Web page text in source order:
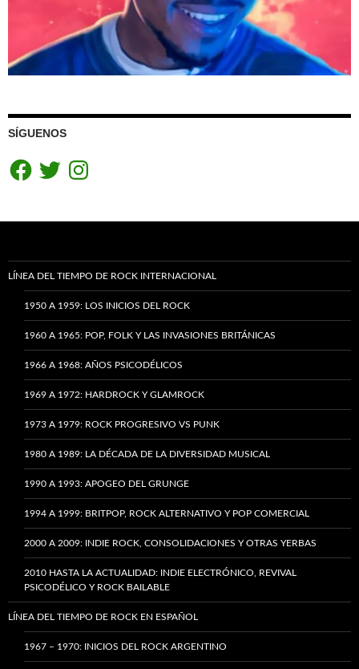
SÍGUENOS
FacebookTwitterInstagram
LÍNEA DEL TIEMPO DE ROCK INTERNACIONAL
1950 A 1959: LOS INICIOS DEL ROCK
1960 A 1965: POP, FOLK Y LAS INVASIONES BRITÁNICAS
1966 A 1968: AÑOS PSICODÉLICOS
1969 A 1972: HARDROCK Y GLAMROCK
1973 A 1979: ROCK PROGRESIVO VS PUNK
1980 A 1989: LA DÉCADA DE LA DIVERSIDAD MUSICAL
1990 A 1993: APOGEO DEL GRUNGE
1994 A 1999: BRITPOP, ROCK ALTERNATIVO Y POP COMERCIAL
2000 A 2009: INDIE ROCK, CONSOLIDACIONES Y OTRAS YERBAS
2010 HASTA LA ACTUALIDAD: INDIE ELECTRÓNICO, REVIVAL
PSICODÉLICO Y ROCK BAILABLE
LÍNEA DEL TIEMPO DE ROCK EN ESPAÑOL
1967 – 1970: INICIOS DEL ROCK ARGENTINO